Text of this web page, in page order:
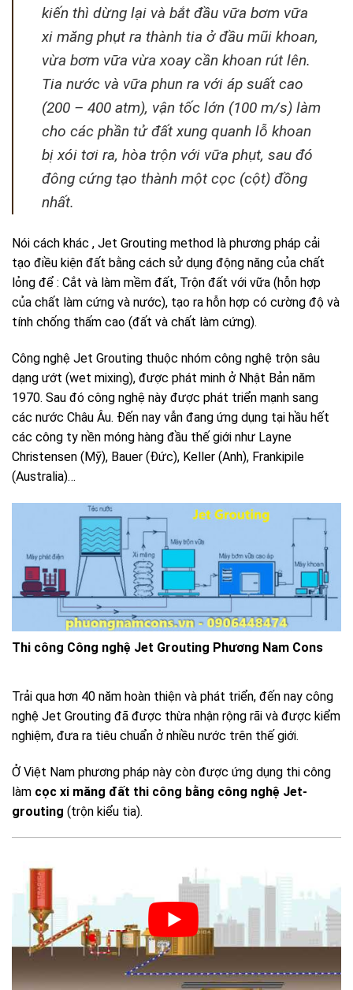
kiến thì dừng lại và bắt đầu vữa bơm vữa
xi măng phụt ra thành tia ở đầu mũi khoan,
vừa bơm vữa vừa xoay cần khoan rút lên.
Tia nước và vữa phun ra với áp suất cao
(200 – 400 atm), vận tốc lớn (100 m/s) làm
cho các phần tử đất xung quanh lỗ khoan
bị xói tơi ra, hòa trộn với vữa phụt, sau đó
đông cứng tạo thành một cọc (cột) đồng
nhất.
Nói cách khác , Jet Grouting method là phương pháp cải
tạo điều kiện đất bằng cách sử dụng động năng của chất
lỏng để : Cắt và làm mềm đất, Trộn đất với vữa (hỗn hợp
của chất làm cứng và nước), tạo ra hỗn hợp có cường độ và
tính chống thấm cao (đất và chất làm cứng).
Công nghệ Jet Grouting thuộc nhóm công nghệ trộn sâu
dạng ướt (wet mixing), được phát minh ở Nhật Bản năm
1970. Sau đó công nghệ này được phát triển mạnh sang
các nước Châu Âu. Đến nay vẫn đang ứng dụng tại hầu hết
các công ty nền móng hàng đầu thế giới như Layne
Christensen (Mỹ), Bauer (Đức), Keller (Anh), Frankipile
(Australia)…
Thi công Công nghệ Jet Grouting Phương Nam Cons
Trải qua hơn 40 năm hoàn thiện và phát triển, đến nay công
nghệ Jet Grouting đã được thừa nhận rộng rãi và được kiểm
nghiệm, đưa ra tiêu chuẩn ở nhiều nước trên thế giới.
Ở Việt Nam phương pháp này còn được ứng dụng thi công
làm cọc xi măng đất thi công bằng công nghệ Jet-
grouting (trộn kiểu tia).